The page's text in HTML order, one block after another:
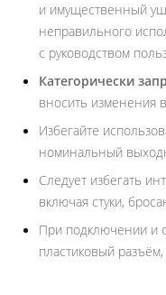
и имущественный
неправильного
с руководством
Категорически
вносить изменения
Избегайте
номинальный
Следует избегать
включая стуки,
При подключении и
пластиковый